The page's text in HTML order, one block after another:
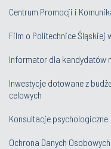
Centrum Promocji i
Film o Politechnice Śląskiej
Informator dla kandydatów
Inwestycje dotowane z
celowych
Konsultacje psychologiczne
Ochrona Danych Osobowych